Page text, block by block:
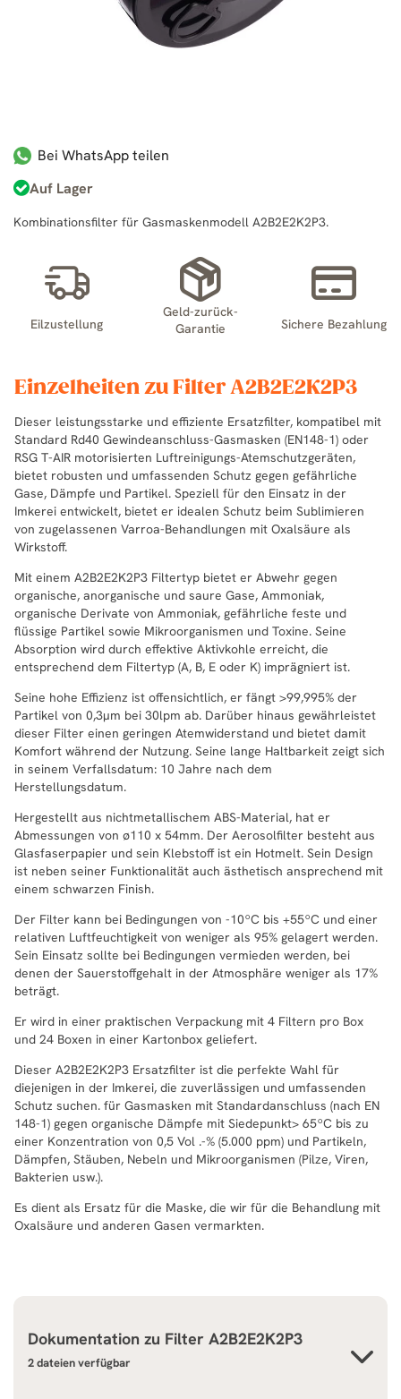
Bei WhatsApp teilen
Auf Lager
Kombinationsfilter für Gasmaskenmodell A2B2E2K2P3.
Eilzustellung
Geld-zurück-
Garantie
Sichere Bezahlung
Einzelheiten zu Filter A2B2E2K2P3
Dieser leistungsstarke und effiziente Ersatzfilter, kompatibel mit
Standard Rd40 Gewindeanschluss-Gasmasken (EN148-1) oder
RSG T-AIR motorisierten Luftreinigungs-Atemschutzgeräten,
bietet robusten und umfassenden Schutz gegen gefährliche
Gase, Dämpfe und Partikel. Speziell für den Einsatz in der
Imkerei entwickelt, bietet er idealen Schutz beim Sublimieren
von zugelassenen Varroa-Behandlungen mit Oxalsäure als
Wirkstoff.
Mit einem A2B2E2K2P3 Filtertyp bietet er Abwehr gegen
organische, anorganische und saure Gase, Ammoniak,
organische Derivate von Ammoniak, gefährliche feste und
flüssige Partikel sowie Mikroorganismen und Toxine. Seine
Absorption wird durch effektive Aktivkohle erreicht, die
entsprechend dem Filtertyp (A, B, E oder K) imprägniert ist.
Seine hohe Effizienz ist offensichtlich, er fängt >99,995% der
Partikel von 0,3μm bei 30lpm ab. Darüber hinaus gewährleistet
dieser Filter einen geringen Atemwiderstand und bietet damit
Komfort während der Nutzung. Seine lange Haltbarkeit zeigt sich
in seinem Verfallsdatum: 10 Jahre nach dem
Herstellungsdatum.
Hergestellt aus nichtmetallischem ABS-Material, hat er
Abmessungen von ø110 x 54mm. Der Aerosolfilter besteht aus
Glasfaserpapier und sein Klebstoff ist ein Hotmelt. Sein Design
ist neben seiner Funktionalität auch ästhetisch ansprechend mit
einem schwarzen Finish.
Der Filter kann bei Bedingungen von -10ºC bis +55ºC und einer
relativen Luftfeuchtigkeit von weniger als 95% gelagert werden.
Sein Einsatz sollte bei Bedingungen vermieden werden, bei
denen der Sauerstoffgehalt in der Atmosphäre weniger als 17%
beträgt.
Er wird in einer praktischen Verpackung mit 4 Filtern pro Box
und 24 Boxen in einer Kartonbox geliefert.
Dieser A2B2E2K2P3 Ersatzfilter ist die perfekte Wahl für
diejenigen in der Imkerei, die zuverlässigen und umfassenden
Schutz suchen. für Gasmasken mit Standardanschluss (nach EN
148-1) gegen organische Dämpfe mit Siedepunkt> 65ºC bis zu
einer Konzentration von 0,5 Vol .-% (5.000 ppm) und Partikeln,
Dämpfen, Stäuben, Nebeln und Mikroorganismen (Pilze, Viren,
Bakterien usw.).
Es dient als Ersatz für die Maske, die wir für die Behandlung mit
Oxalsäure und anderen Gasen vermarkten.
Dokumentation zu Filter A2B2E2K2P3
2 dateien verfügbar